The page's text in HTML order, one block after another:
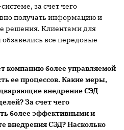
за счет чего
получать информацию и
решения. Клиентами для
все передовые
компанию более управляемой
ее процессов. Какие меры,
внедрение СЭД
За счет чего
более эффективными и
внедрения СЭД? Насколько